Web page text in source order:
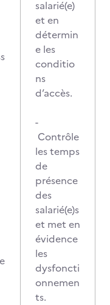
salarié(e)
et en
détermin
e les
conditio
ns
d’accès.
-
Contrôle
les temps
de
présence
des
salarié(e)s
et met en
évidence
les
dysfoncti
onnemen
ts.